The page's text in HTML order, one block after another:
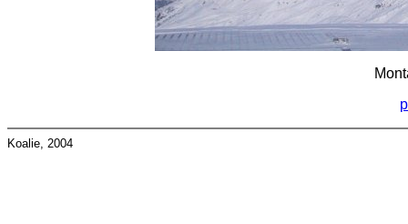
Koalie, 2004